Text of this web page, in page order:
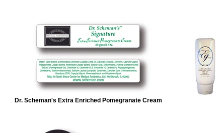
Dr. Scheman's Extra Enriched Pomegranate Cream